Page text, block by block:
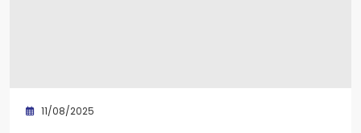
11/08/2025